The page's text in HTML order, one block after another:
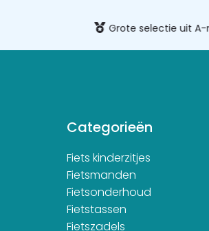
Grote selectie uit A-
Categorieën
Fiets kinderzitjes
Fietsmanden
Fietsonderhoud
Fietstassen
Fietszadels